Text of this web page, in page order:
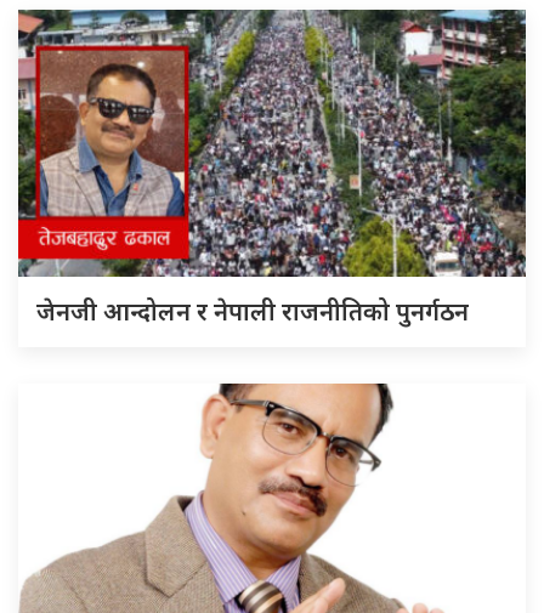
जेनजी आन्दोलन र नेपाली राजनीतिको पुनर्गठन